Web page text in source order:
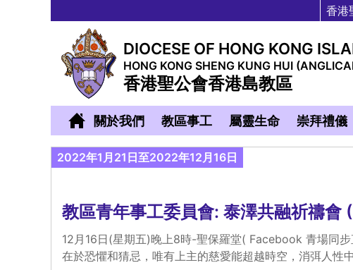
香港
DIOCESE OF HONG KONG
HONG KONG SHENG KUNG HUI
香港聖公會香港島教區
關於我們 教區事工 屬靈生命 崇拜禮儀
2022年1月21日至2022年12月16日
教區青年事工委員會: 泰澤共融祈禱會
12月16日(星期五)晚上8時-聖保羅堂( Facebook 青場同
在於恐懼和猜忌，唯有上主的慈愛能超越時空，消弭人性